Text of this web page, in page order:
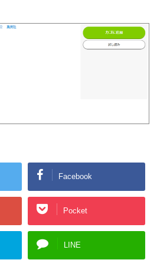
Facebook
Pocket
LINE